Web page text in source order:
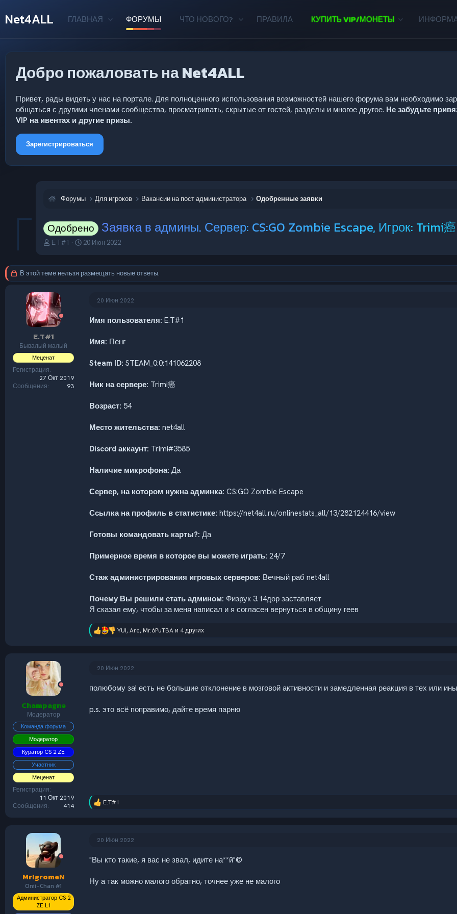
Net4ALL ГЛАВНАЯ ФОРУМЫ ЧТО НОВОГО? ПРАВИЛА КУПИТЬ VIP/МОНЕТЫ
Добро пожаловать на Net4ALL
Привет, рады видеть у нас на портале. Для полноценного использования возможностей нашего форума вам необходимо
общаться с другими членами сообщества, просматривать, скрытые от гостей, разделы и многое другое. Не забудьте
VIP на ивентах и другие призы.
Зарегистрироваться
Форумы Для игроков Вакансии на пост администратора Одобренные заявки
Одобрено Заявка в админы. Сервер: CS:GO Zombie Escape, Игрок: Trimi癌
А
е
м
ы
E.T#1
Д
20 Июн 2022
В этой теме нельзя размещать новые ответы.
E.T#1
Бывалый малый
Меценат
Регистрация
27 Окт 2019
Сообщения
93
20 Июн 2022
Имя пользователя: E.T#1
Имя: Пенг
Steam ID: STEAM_0:0:141062208
Ник на сервере: Trimi癌
Возраст: 54
Место жительства: net4all
Discord аккаунт: Trimi#3585
Наличие микрофона: Да
Сервер, на котором нужна админка: CS:GO Zombie Escape
Ссылка на профиль в статистике: https://net4all.ru/onlinestats_all/13/282124416/view
Готовы командовать карты?: Да
Примерное время в которое вы можете играть: 24/7
Стаж администрирования игровых серверов: Вечный раб net4all
Почему Вы решили стать админом: Физрук 3.14дор заставляет
Я сказал ему, чтобы за меня написал и я согласен вернуться в общину геев
Р
:
YUI,Arc, Mr.6PuTBAи 4 других
Champagne
Модератор
Команда форума
Модератор
Куратор CS 2 ZE
Участник
Меценат
Регистрация
11 Окт 2019
Сообщения
414
20 Июн 2022
полюбому за! есть не большие отклонение в мозговой активности и замедленная реакция в тех или
p.s. это всё поправимо, дайте время парню
Р
:
E.T#1
MrIgromeN
Onii-Chan #1
Администратор CS 2
ZE L1
20 Июн 2022
"Вы кто такие, я вас не звал, идите на**й"©
Ну а так можно малого обратно, точнее уже не малого